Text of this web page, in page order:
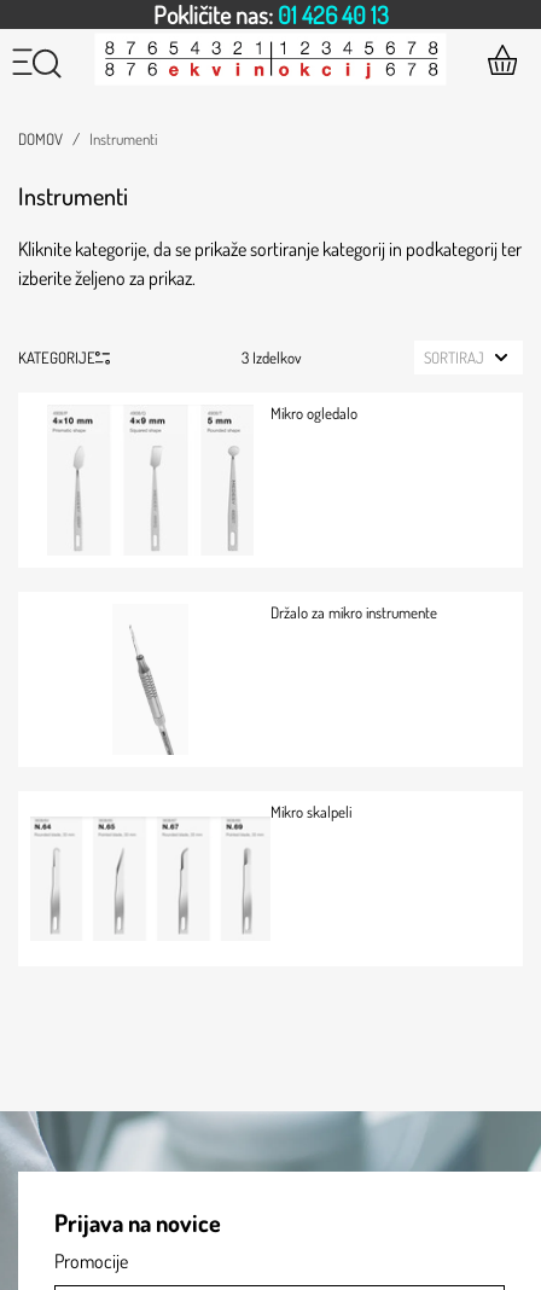
Pokličite nas:01 426 40 13
DOMOV Instrumenti
Instrumenti
Kliknite kategorije, da se prikaže sortiranje kategorij in podkategorij ter
izberite željeno za prikaz.
KATEGORIJE 3 Izdelkov SORTIRAJ
Mikro ogledalo
Držalo za mikro instrumente
Mikro skalpeli
Prijava na novice
Promocije